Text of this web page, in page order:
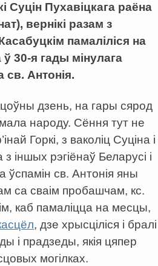
Суцін Пухавіцкага раёна
вернікі разам з
памаліліся на
30-я гады мінулага
св. Антонія.
дзень, на гары сярод
народу. Сёння тут не
Горкі, з ваколіц Суціна і
іншых рэгіёнаў Беларусі і
ўспамін св. Антонія яны
са сваім пробашчам, кс.
каб памаліцца на месцы,
, дзе хрысціліся і бралі
і прадзеды, якія цяпер
могілках.